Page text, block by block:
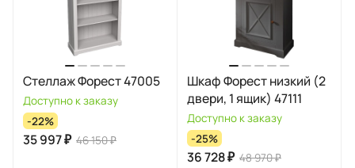
Стеллаж Форест 47005
Доступно к заказу
-22%
35 997 ₽ 46 150 ₽
Шкаф Форест низкий (2
двери, 1 ящик) 47111
Доступно к заказу
-25%
36 728 ₽ 48 970 ₽